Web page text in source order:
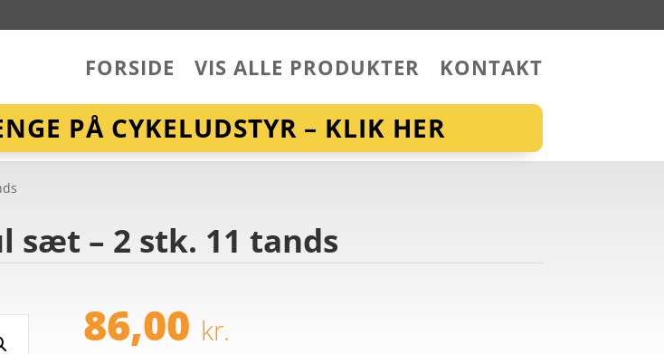
FORSIDE VIS ALLE PRODUKTER KONTAKT
PÅ CYKELUDSTYR – KLIK HER
sæt – 2 stk. 11 tands
86,00 kr.